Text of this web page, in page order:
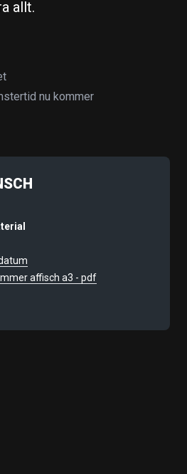
allt.
nu kommer
affisch a3 - pdf